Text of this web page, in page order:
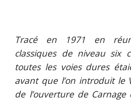
Tracé en 1971 en
classiques de niveau six
toutes les voies dures
avant que l’on introduit le
de l’ouverture de